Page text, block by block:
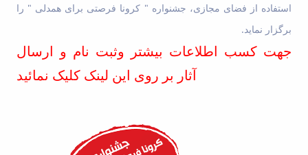
استفاده از فضای مجازی، جشنواره " کرونا فرصتی برای همدلی " را
برگزار نماید.
جهت کسب اطلاعات بیشتر وثبت نام و ارسال
آثار بر روی این لینک کلیک نمائید